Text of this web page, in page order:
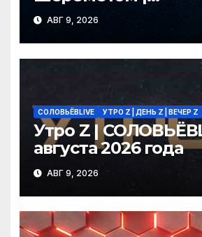
СОЛОВЬЁВLIVE | 9
2026 года
АВГ 9, 2026
СОЛОВЬЁВLIVE УТРО Z | ДЕНЬ Z | ВЕЧЕР Z
Утро Z |
августа 2026 года
АВГ 9, 2026